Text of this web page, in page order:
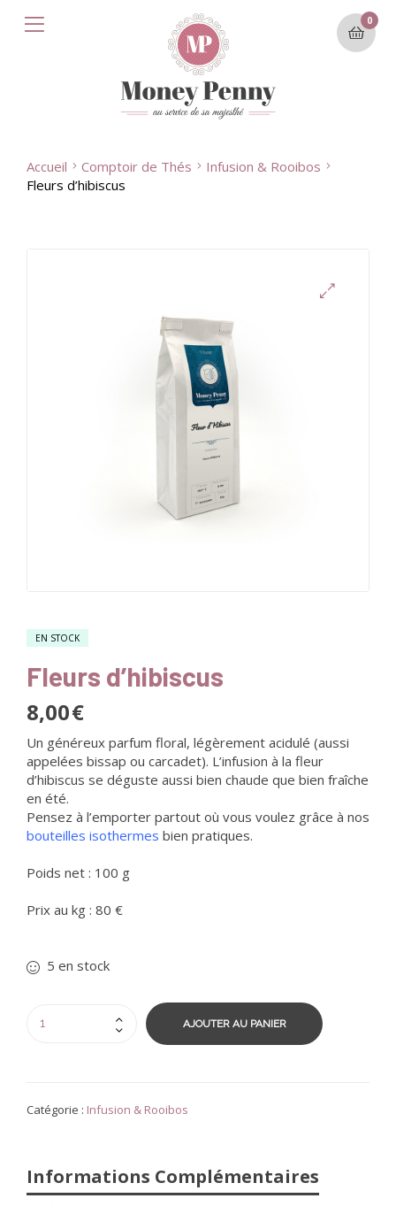
0
Accueil Comptoir de Thés
Infusion & Rooibos
Fleurs d’hibiscus
EN STOCK
Fleurs d’hibiscus
8,00€
Un généreux parfum floral, légèrement acidulé (aussi
appelées bissap ou carcadet). L’infusion à la fleur
d’hibiscus se déguste aussi bien chaude que bien fraîche
en été.
Pensez à l’emporter partout où vous voulez grâce à nos
bouteilles isothermes bien pratiques.
Poids net : 100 g
Prix au kg : 80 €
5 en stock
AJOUTER AU PANIER
Catégorie : Infusion & Rooibos
Informations Complémentaires